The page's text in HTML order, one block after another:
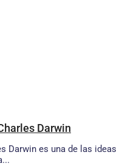
Darwin
Darwin es una de las ideas